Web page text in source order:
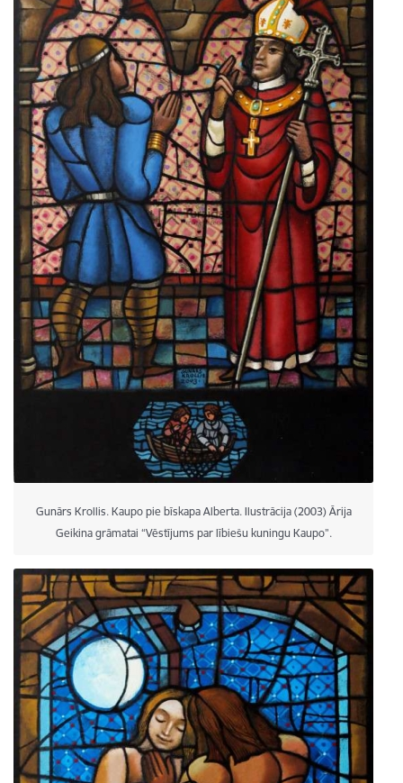
Gunārs Krollis. Kaupo pie bīskapa Alberta. Ilustrācija (2003) Ārija
Geikina grāmatai “Vēstījums par lībiešu kuningu Kaupo”.